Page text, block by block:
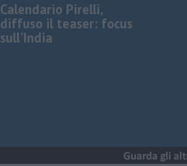
Calendario Pirelli,
diffuso il teaser: focus
sull'India